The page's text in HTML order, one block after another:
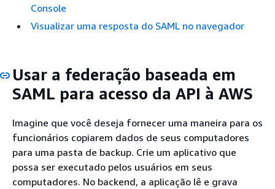
Console
Visualizar uma resposta do SAML no navegador
Usar a federação baseada em
SAML para acesso da API à AWS
Imagine que você deseja fornecer uma maneira para os
funcionários copiarem dados de seus computadores
para uma pasta de backup. Crie um aplicativo que
possa ser executado pelos usuários em seus
computadores. No backend, a aplicação lê e grava